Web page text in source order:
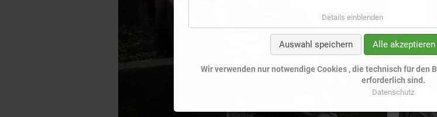
Details einblenden
Auswahl speichern Alle akzeptieren
Wir verwenden nur notwendige Cookies , die technisch für den
erforderlich sind.
Datenschutz